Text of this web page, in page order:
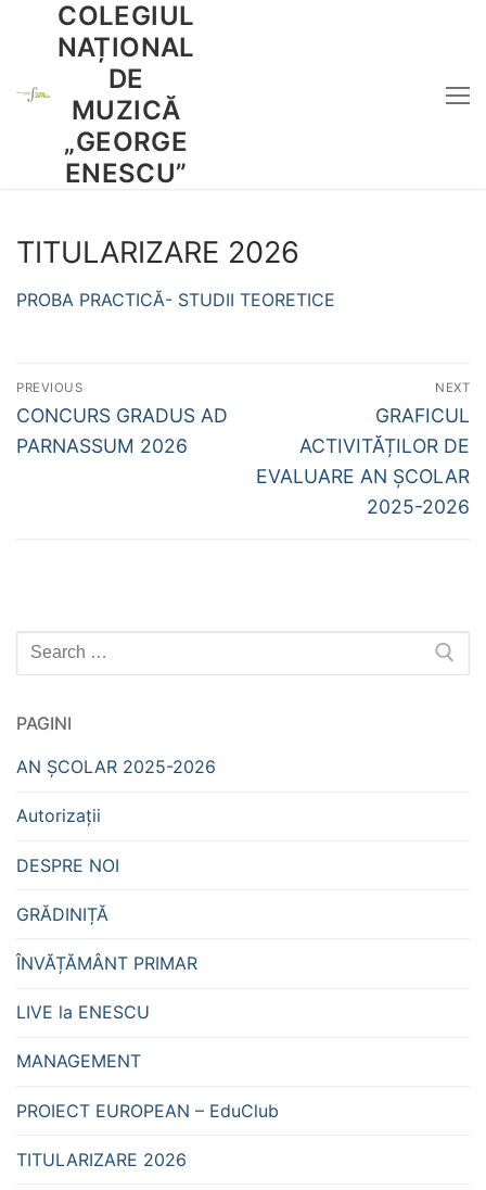
COLEGIUL
NAȚIONAL
DE
MUZICĂ
„GEORGE
ENESCU”
TITULARIZARE 2026
PROBA PRACTICĂ- STUDII TEORETICE
Navigare
în
articole
PREVIOUS
Previous
post:
CONCURS GRADUS AD
PARNASSUM 2026
NEXT
Next
post:
GRAFICUL
ACTIVITĂȚILOR DE
EVALUARE AN ȘCOLAR
2025-2026
Caută
după:
PAGINI
AN ȘCOLAR 2025-2026
Autorizații
DESPRE NOI
GRĂDINIȚĂ
ÎNVĂȚĂMÂNT PRIMAR
LIVE la ENESCU
MANAGEMENT
PROIECT EUROPEAN – EduClub
TITULARIZARE 2026